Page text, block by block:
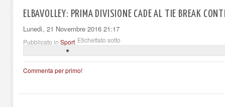
ELBAVOLLEY: PRIMA DIVISIONE CADE AL TIE BREAK
Lunedì, 21 Novembre 2016 21:17
Pubblicato in Sport Etichettato sotto
Commenta per primo!